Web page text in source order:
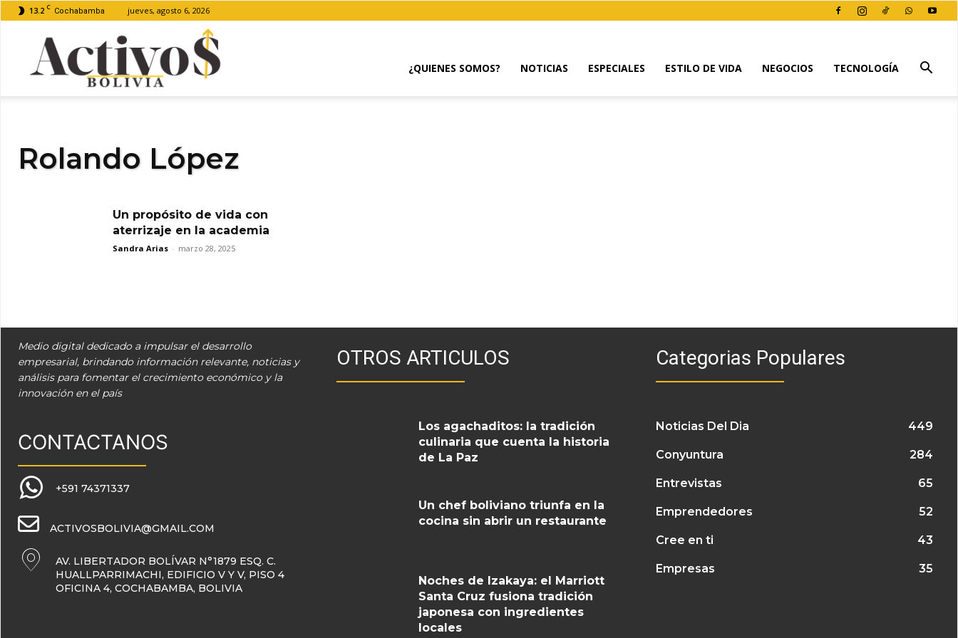
13.2 C Cochabamba jueves, agosto 6, 2026
¿QUIENES SOMOS? NOTICIAS ESPECIALES ESTILO DE VIDA NEGOCIOS TECNOLOGÍA
Rolando López
Un propósito de vida con
aterrizaje en la academia
Sandra Arias - marzo 28, 2025
Medio digital dedicado a impulsar el desarrollo
empresarial, brindando información relevante, noticias y
análisis para fomentar el crecimiento económico y la
innovación en el país
CONTACTANOS
+591 74371337
ACTIVOSBOLIVIA@GMAIL.COM
AV. LIBERTADOR BOLÍVAR N°1879 ESQ. C.
HUALLPARRIMACHI, EDIFICIO V Y V, PISO 4
OFICINA 4, COCHABAMBA, BOLIVIA
OTROS ARTICULOS
Los agachaditos: la tradición
culinaria que cuenta la historia
de La Paz
Un chef boliviano triunfa en la
cocina sin abrir un restaurante
Noches de Izakaya: el Marriott
Santa Cruz fusiona tradición
japonesa con ingredientes
locales
Categorias Populares
Noticias Del Dia 449
Conyuntura 284
Entrevistas 65
Emprendedores 52
Cree en ti 43
Empresas 35